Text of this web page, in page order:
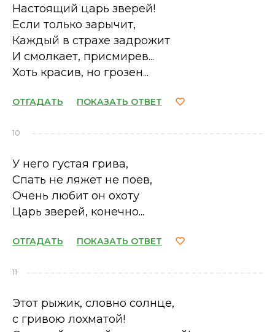
Настоящий царь зверей!
Если только зарычит,
Каждый в страхе задрожит
И смолкает, присмирев...
Хоть красив, но грозен...
ОТГАДАТЬ ПОКАЗАТЬ ОТВЕТ
10
У него густая грива,
Спать не ляжет не поев,
Очень любит он охоту
Царь зверей, конечно...
ОТГАДАТЬ ПОКАЗАТЬ ОТВЕТ
11
Этот рыжик, словно солнце,
с гривою лохматой!